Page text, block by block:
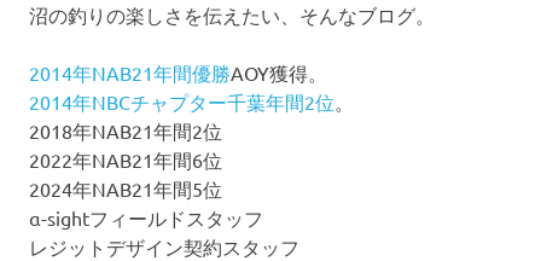
沼の釣りの楽しさを伝えたい、そんなブログ。
2014年NAB21年間優勝AOY獲得。
2014年NBCチャプター千葉年間2位
2018年NAB21年間2位
2022年NAB21年間6位
2024年NAB21年間5位
α-sightフィールドスタッフ
レジットデザイン契約スタッフ